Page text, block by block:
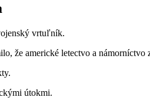
vrtuľník.
že americké letectvo a
útokmi.